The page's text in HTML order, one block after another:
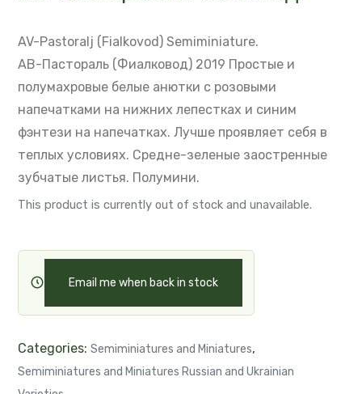
AV-Pastoralj (Fialkovod) Semiminiature.
АВ-Пастораль (Фиалковод) 2019 Простые и
полумахровые белые анютки с розовыми
напечатками на нижних лепестках и синим
фэнтези на напечатках. Лучше проявляет себя в
теплых условиях. Средне-зеленые заостренные
зубчатые листья. Полумини.
This product is currently out of stock and unavailable.
Email me when back in stock
Categories: Semiminiatures and Miniatures,
Semiminiatures and Miniatures Russian and Ukrainian